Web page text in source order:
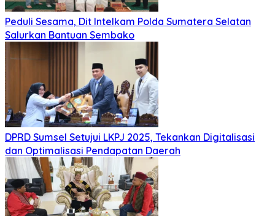
Peduli Sesama, Dit Intelkam Polda Sumatera Selatan
Salurkan Bantuan Sembako
DPRD Sumsel Setujui LKPJ 2025, Tekankan Digitalisasi
dan Optimalisasi Pendapatan Daerah